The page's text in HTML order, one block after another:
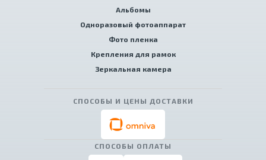
Альбомы
Одноразовый фотоаппарат
Фото пленка
Крепления для рамок
Зеркальная камера
СПОСОБЫ И ЦЕНЫ ДОСТАВКИ
СПОСОБЫ ОПЛАТЫ